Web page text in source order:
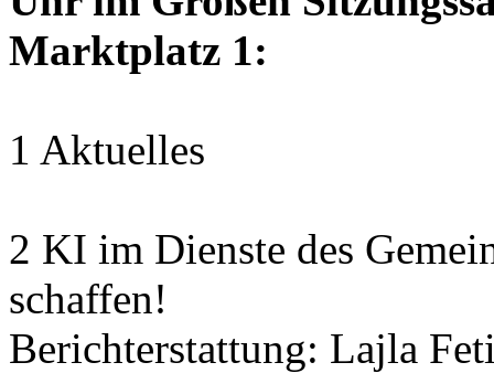
Marktplatz 1:
1 Aktuelles
2 KI im Dienste des
schaffen!
Berichterstattung: Lajla